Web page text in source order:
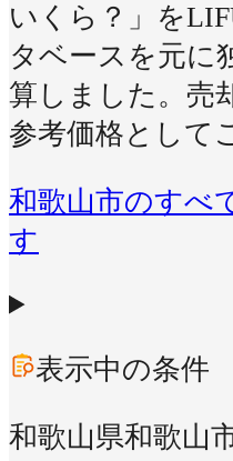
いくら？」を
タベースを元に
算しました。売
参考価格として
和歌山市のすべ
す
表示中の条件
和歌山県和歌山